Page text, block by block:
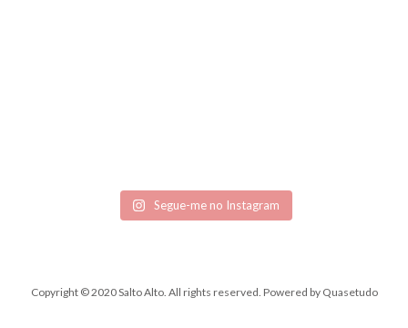
Segue-me no Instagram
Copyright © 2020 Salto Alto. All rights reserved. Powered by Quasetudo